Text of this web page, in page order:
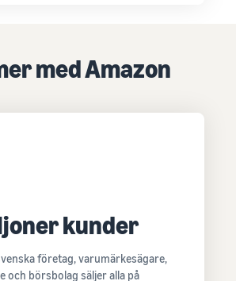
med Amazon
kunder
företag, varumärkesägare,
och börsbolag säljer alla på